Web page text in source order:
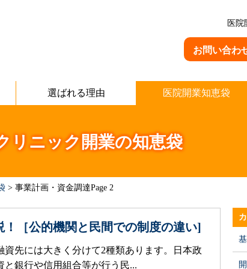
医院
お問い合わ
選ばれる理由 医院開業知恵袋
リニック開業の知恵袋
> 事業計画・資金調達Page 2
［公的機関と民間での制度の違い]
先には大きく分けて2種類あります。日本政
銀行や信用組合等が行う民...